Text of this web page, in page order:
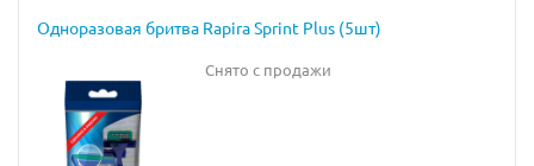
Одноразовая бритва Rapira Sprint Plus (5шт)
Снято с продажи